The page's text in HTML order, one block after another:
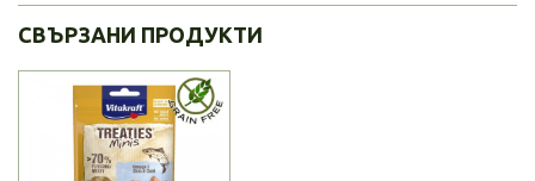
СВЪРЗАНИ ПРОДУКТИ